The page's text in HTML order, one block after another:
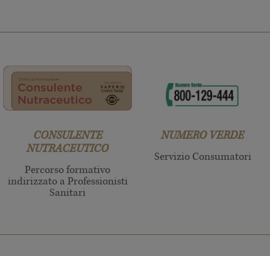
CONSULENTE
NUTRACEUTICO
Percorso formativo
indirizzato a Professionisti
Sanitari
NUMERO VERDE
Servizio Consumatori